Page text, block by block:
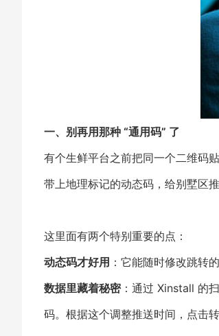
一、别再用那种 “通用码” 了
有个生鲜平台之前把同一个二维码
带上地理标记的动态码，给别墅区
这里面有两个特别重要的点：
动态码才好用 ：它能随时修改跳转
数据里藏着秘密：通过 Xinstall 的
码。根据这个调整推送时间，点击